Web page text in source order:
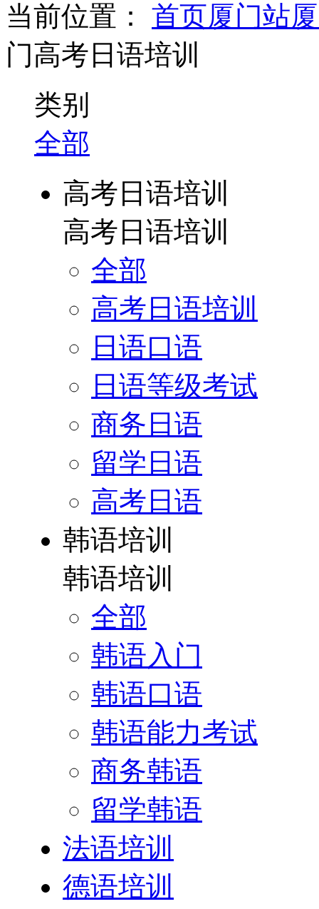
当前位置：
首页厦门站
门高考日语培训
类别
全部
高考日语培训
高考日语培训
全部
高考日语培训
日语口语
日语等级考试
商务日语
留学日语
高考日语
韩语培训
韩语培训
全部
韩语入门
韩语口语
韩语能力考试
商务韩语
留学韩语
法语培训
德语培训